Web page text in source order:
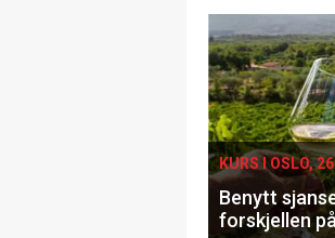
KURS I OSLO,
Benytt
forskjellen